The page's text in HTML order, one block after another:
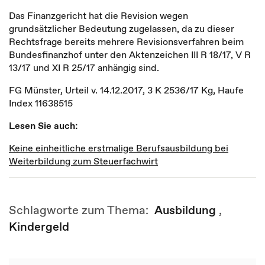
Das Finanzgericht hat die Revision wegen
grundsätzlicher Bedeutung zugelassen, da zu dieser
Rechtsfrage bereits mehrere Revisionsverfahren beim
Bundesfinanzhof unter den Aktenzeichen III R 18/17, V R
13/17 und XI R 25/17 anhängig sind.
FG Münster, Urteil v. 14.12.2017, 3 K 2536/17 Kg, Haufe
Index 11638515
Lesen Sie auch:
Keine einheitliche erstmalige Berufsausbildung bei
Weiterbildung zum Steuerfachwirt
Schlagworte zum Thema: Ausbildung ,
Kindergeld